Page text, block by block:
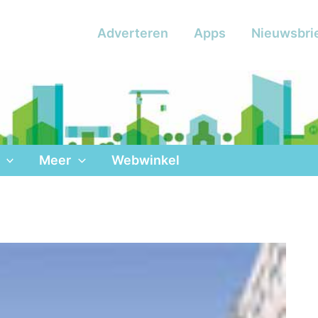
Adverteren Apps
Meer Webwinkel